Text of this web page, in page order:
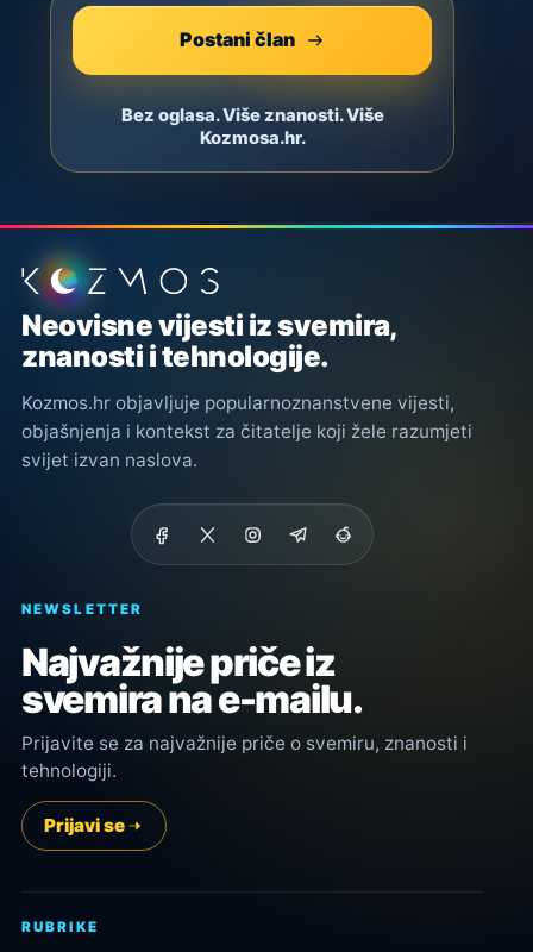
Postani član
Bez oglasa. Više znanosti. Više
Kozmosa.hr.
Podnožje stranice
Neovisne vijesti iz svemira,
znanosti i tehnologije.
Kozmos.hr objavljuje popularnoznanstvene vijesti,
objašnjenja i kontekst za čitatelje koji žele razumjeti
svijet izvan naslova.
NEWSLETTER
Najvažnije priče iz
svemira na e-mailu.
Prijavite se za najvažnije priče o svemiru, znanosti i
tehnologiji.
Prijavi se
RUBRIKE